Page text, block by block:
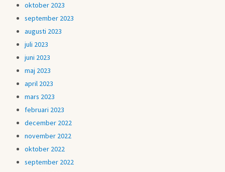
oktober 2023
september 2023
augusti 2023
juli 2023
juni 2023
maj 2023
april 2023
mars 2023
februari 2023
december 2022
november 2022
oktober 2022
september 2022